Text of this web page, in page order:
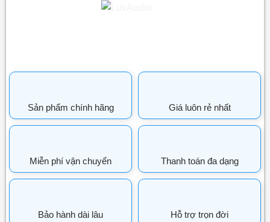
Sản phẩm chính hãng Giá luôn rẻ nhất
Miễn phí vận chuyển Thanh toán đa dạng
Bảo hành dài lâu Hỗ trợ trọn đời